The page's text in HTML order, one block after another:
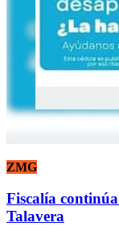
ZMG
Fiscalía
Talavera